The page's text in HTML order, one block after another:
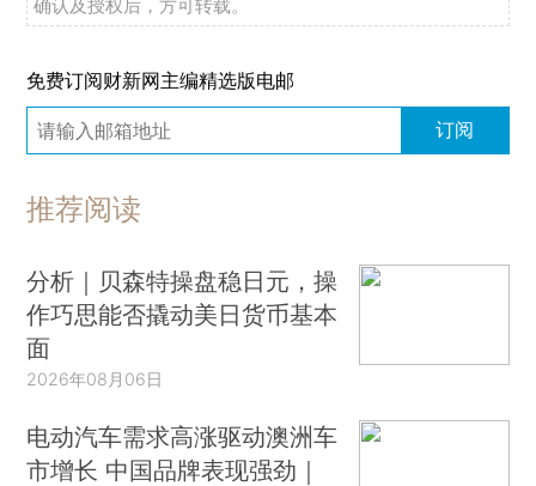
确认及授权后，方可转载。
免费订阅财新网主编精选版电邮
订阅
推荐阅读
分析｜贝森特操盘稳日元，操
作巧思能否撬动美日货币基本
面
2026年08月06日
电动汽车需求高涨驱动澳洲车
市增长 中国品牌表现强劲｜